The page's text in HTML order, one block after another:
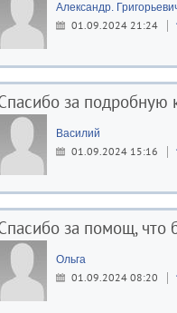
Александр.
01.09.2024 21:24
за подробную
Василий
01.09.2024 15:16
за помощ, что
Ольга
01.09.2024 08:20